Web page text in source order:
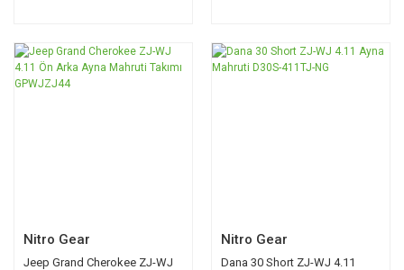
Nitro Gear
Jeep Grand Cherokee ZJ-WJ
Nitro Gear
Dana 30 Short ZJ-WJ 4.11